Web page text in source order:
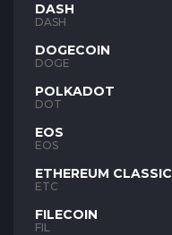
DASH
DASH
DOGECOIN
DOGE
POLKADOT
DOT
EOS
EOS
ETHEREUM CLASSIC
ETC
FILECOIN
FIL